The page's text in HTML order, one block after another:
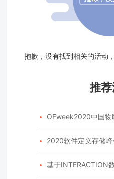
抱歉，没有找到相关的活动
推
 OFweek2020中国物
 2020软件定义存储峰
 基于INTERACTION数据